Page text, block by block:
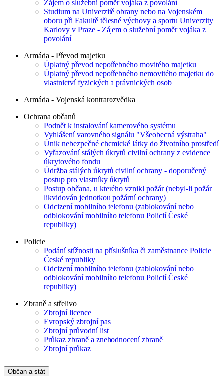
Zájem o služební poměr vojáka z povolání
Studium na Univerzitě obrany nebo na Vojenském
oboru při Fakultě tělesné výchovy a sportu Univerzity
Karlovy v Praze - Zájem o služební poměr vojáka z
povolání
Armáda - Převod majetku
Úplatný převod nepotřebného movitého majetku
Úplatný převod nepotřebného nemovitého majetku do
vlastnictví fyzických a právnických osob
Armáda - Vojenská kontrarozvědka
Ochrana občanů
Podnět k instalování kamerového systému
Vyhlášení varovného signálu "Všeobecná výstraha"
Únik nebezpečné chemické látky do životního prostředí
Vyřazování stálých úkrytů civilní ochrany z evidence
úkrytového fondu
Údržba stálých úkrytů civilní ochrany - doporučený
postup pro vlastníky úkrytů
Postup občana, u kterého vznikl požár (nebyl-li požár
likvidován jednotkou požární ochrany)
Odcizení mobilního telefonu (zablokování nebo
odblokování mobilního telefonu Policií České
republiky)
Policie
Podání stížnosti na příslušníka či zaměstnance Policie
České republiky
Odcizení mobilního telefonu (zablokování nebo
odblokování mobilního telefonu Policií České
republiky)
Zbraně a střelivo
Zbrojní licence
Evropský zbrojní pas
Zbrojní průvodní list
Průkaz zbraně a znehodnocení zbraně
Zbrojní průkaz
Občan a stát